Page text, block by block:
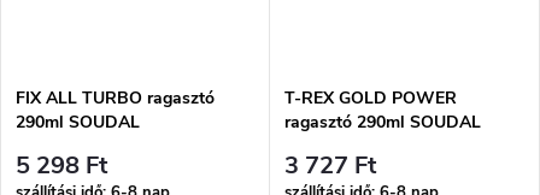
FIX ALL TURBO ragasztó
290ml SOUDAL
5 298 Ft
T-REX GOLD POWER
ragasztó 290ml SOUDAL
3 727 Ft